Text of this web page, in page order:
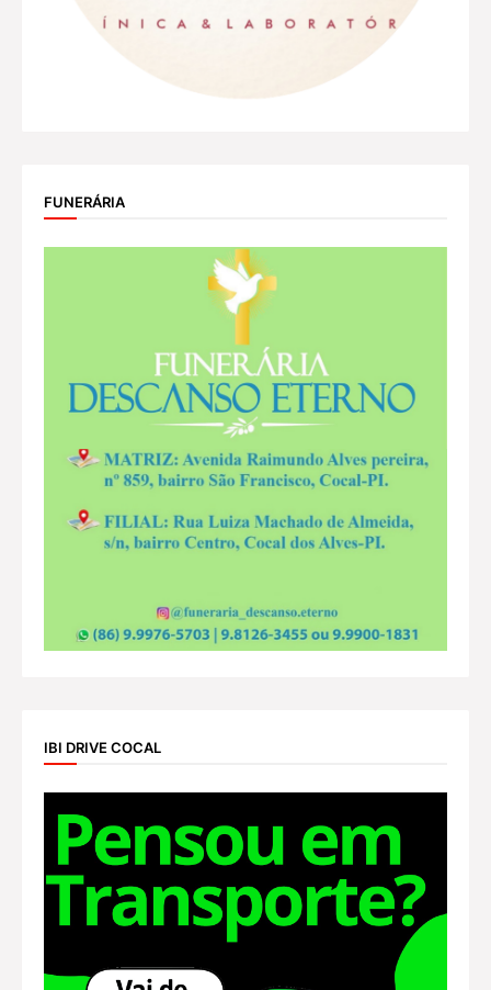
FUNERÁRIA
IBI DRIVE COCAL